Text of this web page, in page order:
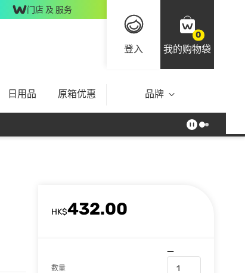
门店 及 服务
登入
0
我的购物袋
日用品 原箱优惠 品牌
HK$432.00
数量